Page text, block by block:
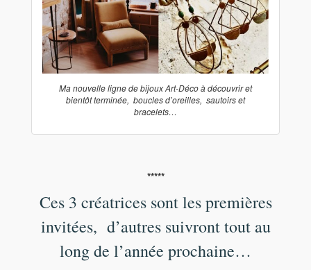
Ma nouvelle ligne de bijoux Art-Déco à découvrir et
bientôt terminée, boucles d’oreilles, sautoirs et
bracelets…
*****
Ces 3 créatrices sont les premières
invitées, d’autres suivront tout au
long de l’année prochaine…